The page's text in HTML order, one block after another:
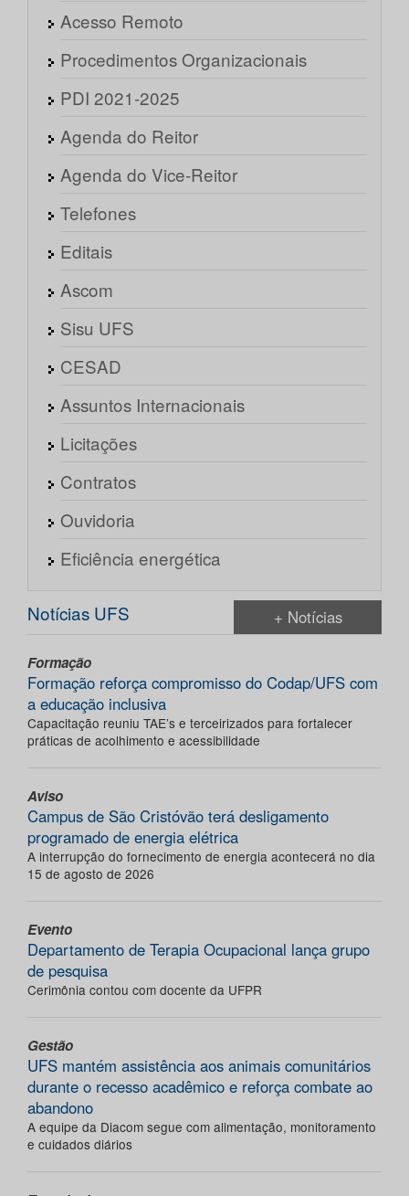
Acesso Remoto
Procedimentos Organizacionais
PDI 2021-2025
Agenda do Reitor
Agenda do Vice-Reitor
Telefones
Editais
Ascom
Sisu UFS
CESAD
Assuntos Internacionais
Licitações
Contratos
Ouvidoria
Eficiência energética
Notícias UFS + Notícias
Formação
Formação reforça compromisso do Codap/UFS com
a educação inclusiva
Capacitação reuniu TAE’s e terceirizados para fortalecer
práticas de acolhimento e acessibilidade
Aviso
Campus de São Cristóvão terá desligamento
programado de energia elétrica
A interrupção do fornecimento de energia acontecerá no dia
15 de agosto de 2026
Evento
Departamento de Terapia Ocupacional lança grupo
de pesquisa
Cerimônia contou com docente da UFPR
Gestão
UFS mantém assistência aos animais comunitários
durante o recesso acadêmico e reforça combate ao
abandono
A equipe da Diacom segue com alimentação, monitoramento
e cuidados diários